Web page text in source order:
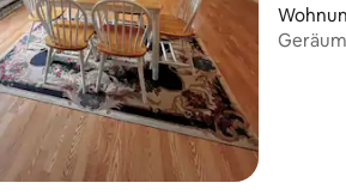
4,97 von 5, 59 Bewertungen